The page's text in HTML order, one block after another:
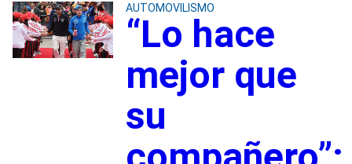
AUTOMOVILISMO
“Lo hace
mejor que
su